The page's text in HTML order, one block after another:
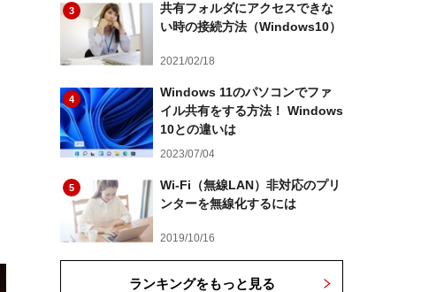
3
共有フォルダにアクセスできな
い時の接続方法（Windows10）
2021/02/18
4
Windows 11のパソコンでファ
イル共有をする方法！ Windows
10との違いは
2023/07/04
5
Wi-Fi（無線LAN）非対応のプリ
ンターを無線化するには
2019/10/16
ランキングをもっと見る